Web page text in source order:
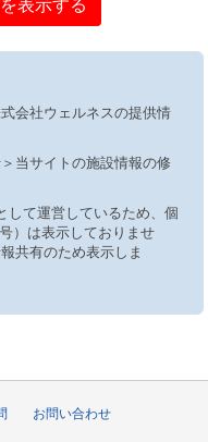
表示する
会社ウェルネスの提供情
当サイトの施設情報の修
して運営しているため、個
）は表示しておりませ
共有のため表示しま
お問い合わせ